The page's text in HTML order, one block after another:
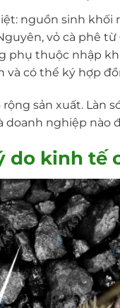
nguồn sinh khối
vỏ cà phê từ
phụ thuộc nhập
và có thể ký hợp
sản xuất. Làn
doanh nghiệp nào
do kinh tế